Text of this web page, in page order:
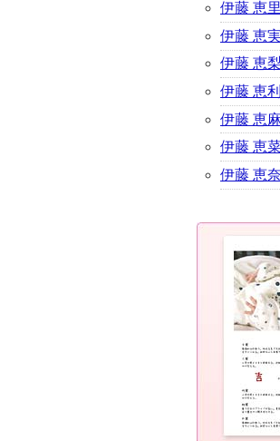
伊藤 恵里
伊藤 恵実
伊藤 恵梨
伊藤 恵利
伊藤 恵
伊藤 恵
伊藤 恵奈